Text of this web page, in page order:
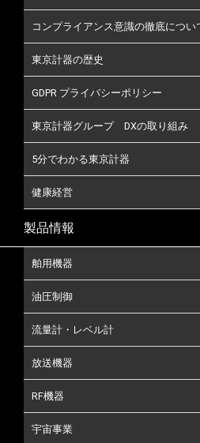
コンプライアンス意識の徹底につい
東京計器の歴史
GDPR プライバシーポリシー
東京計器グループ DXの取り組み
5分でわかる東京計器
健康経営
製品情報
舶用機器
油圧制御
流量計・レベル計
放送機器
RF機器
宇宙事業